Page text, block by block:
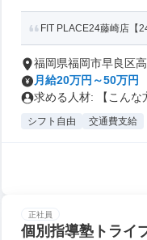
FIT PLACE24藤崎店【
福岡県福岡市早良区
月給20万円～50万円
求める人材: 【こんな
シフト自由 交通費支給
正社員
個別指導塾トライ